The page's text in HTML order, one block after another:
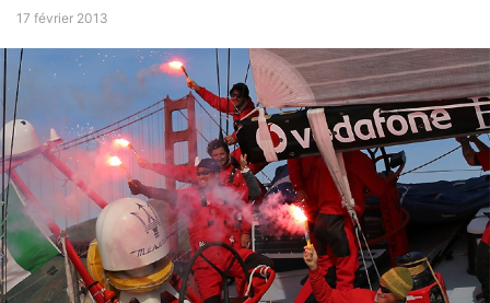
17 février 2013